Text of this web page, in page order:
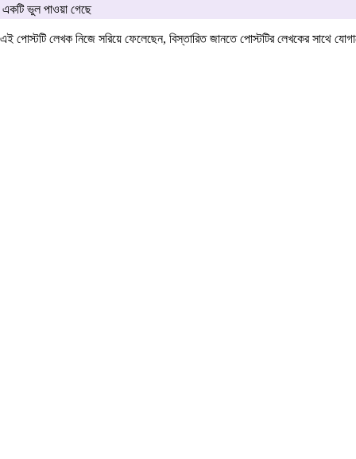
একটি ভুল পাওয়া গেছে
এই পোস্টটি লেখক নিজে সরিয়ে ফেলেছেন, বিস্তারিত জানতে পোস্টটির লেখকের সাথে